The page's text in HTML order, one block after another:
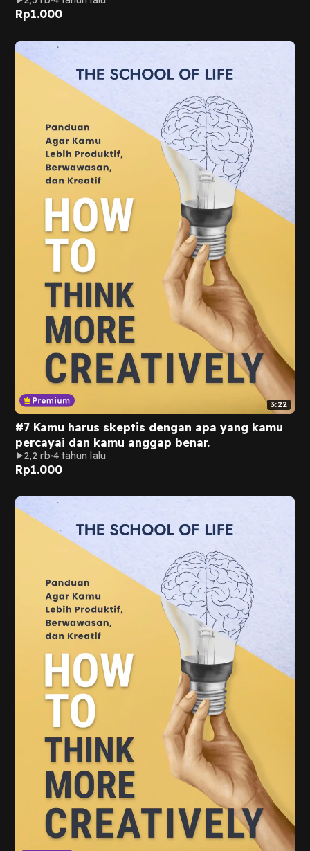
Rp1.000
3:22
#7 Kamu harus skeptis dengan apa yang kamu
percayai dan kamu anggap benar.
2,2 rb 4 tahun lalu
Rp1.000